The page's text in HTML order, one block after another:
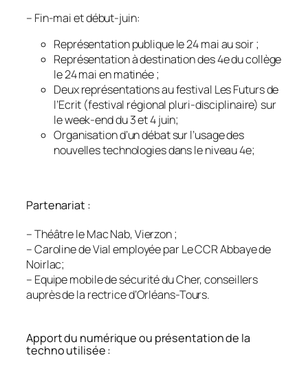
– Fin-mai et début-juin:
Représentation publique le 24 mai au soir ;
Représentation à destination des 4e du collège
le 24 mai en matinée ;
Deux représentations au festival Les Futurs de
l’Ecrit (festival régional pluri-disciplinaire) sur
le week-end du 3 et 4 juin;
Organisation d’un débat sur l’usage des
nouvelles technologies dans le niveau 4e;
Partenariat :
– Théâtre le Mac Nab, Vierzon ;
– Caroline de Vial employée par Le CCR Abbaye de
Noirlac;
– Equipe mobile de sécurité du Cher, conseillers
auprès de la rectrice d’Orléans-Tours.
Apport du numérique ou présentation de la
techno utilisée :